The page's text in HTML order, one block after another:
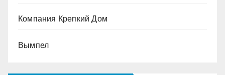
Компания Крепкий Дом
Вымпел